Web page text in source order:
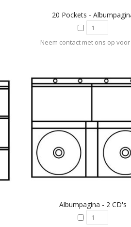
20 Pockets -
Neem contact met ons op
Albumpagina - 2 CD's